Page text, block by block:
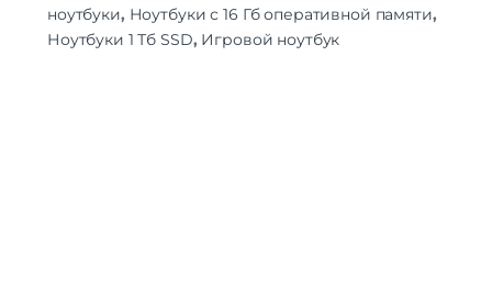
ноутбуки, Ноутбуки с 16 Гб оперативной памяти,
Ноутбуки 1 Тб SSD, Игровой ноутбук